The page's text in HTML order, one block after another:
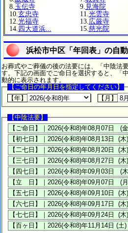
8. 玉伝寺 9. 見海院
10. 玄忠寺 11. 光雲寺
12. 光福寺 13. 広厳寺
14. 四大道浜... 15. 慈光院
浜松市中区「年回表」の自
お葬式やご葬儀の後の法要には、「中陰法
す。下記の画面でご命日を選択すると、「
動的に表示されます。
【ご命日の年月日を指定してください】
【年】
【月】
【中陰法要】